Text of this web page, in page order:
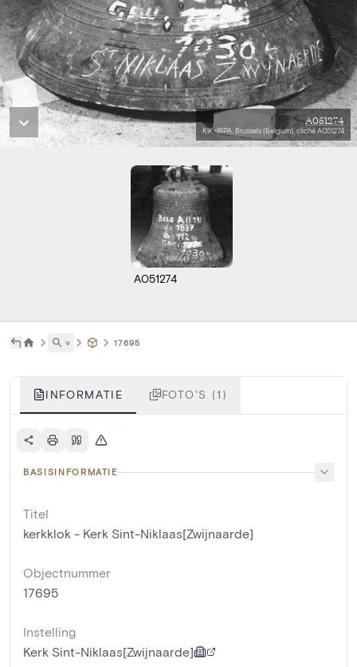
A051274
KIK-IRPA, Brussels (Belgium), cliché A051274
A051274
˅ 17695
INFORMATIE FOTO'S (1)
BASISINFORMATIE
Titel
kerkklok - Kerk Sint-Niklaas[Zwijnaarde]
Objectnummer
17695
Instelling
Kerk Sint-Niklaas[Zwijnaarde]